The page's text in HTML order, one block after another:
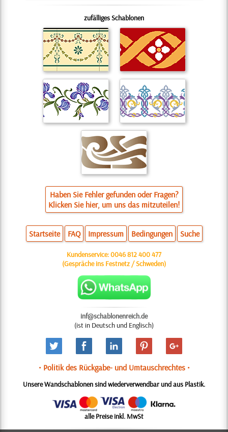
zufälliges Schablonen
Haben Sie Fehler gefunden oder Fragen?
Klicken Sie hier, um uns das mitzuteilen!
Startseite FAQ Impressum Bedingungen Suche
Kundenservice:0046 812 400 477
(Gespräche ins Festnetz / Schweden)
inf@schablonenreich.de
(ist in Deutsch und Englisch)
• Politik des Rückgabe- und Umtauschrechtes •
Unsere Wandschablonen sind wiederverwendbar und aus Plastik.
alle Preise inkl. MwSt